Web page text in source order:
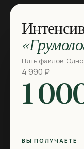
Пять файлов.
4 990 ₽
1
ВЫ ПОЛУЧАЕТЕ